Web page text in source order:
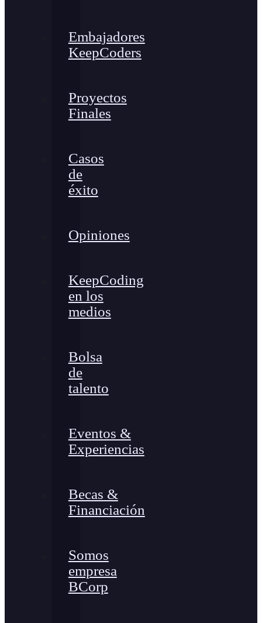
Embajadores
KeepCoders
Proyectos
Finales
Casos
de
éxito
Opiniones
KeepCoding
en los
medios
Bolsa
de
talento
Eventos &
Experiencias
Becas &
Financiación
Somos
empresa
BCorp